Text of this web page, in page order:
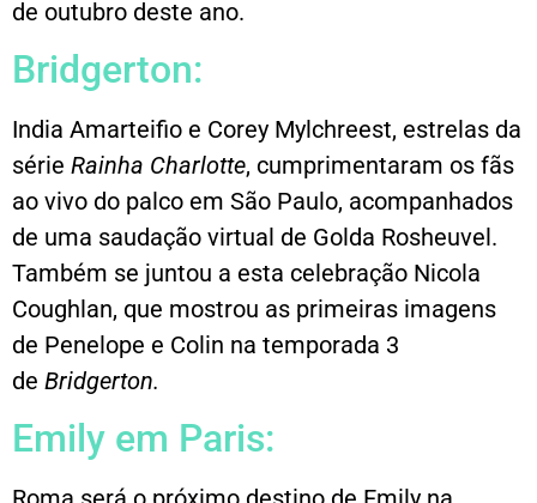
de outubro deste ano.
Bridgerton:
India Amarteifio e Corey Mylchreest, estrelas da
série Rainha Charlotte, cumprimentaram os fãs
ao vivo do palco em São Paulo, acompanhados
de uma saudação virtual de Golda Rosheuvel.
Também se juntou a esta celebração Nicola
Coughlan, que mostrou as primeiras imagens
de Penelope e Colin na temporada 3
de Bridgerton.
Emily em Paris: